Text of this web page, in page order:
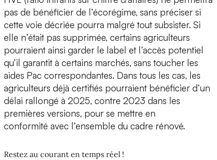
pas de bénéficier de l’écorégime, sans préciser si
cette voie décriée pourra malgré tout subsister. Si
elle n’était pas supprimée, certains agriculteurs
pourraient ainsi garder le label et l’accès potentiel
qu’il garantit à certains marchés, sans toucher les
aides Pac correspondantes. Dans tous les cas, les
agriculteurs déjà certifiés pourraient bénéficier d’un
délai rallongé à 2025, contre 2023 dans les
premières versions, pour se mettre en
conformité avec l’ensemble du cadre rénové.
Restez au courant en temps réel !